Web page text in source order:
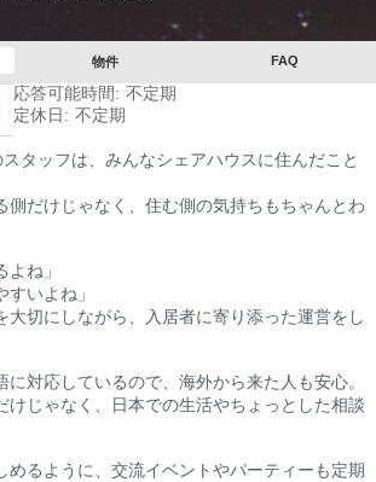
物件 FAQ
応答可能時間: 不定期
定休日: 不定期
タッフは、みんなシェアハウスに住んだこと
側だけじゃなく、住む側の気持ちもちゃんとわ
よね」
すいよね」
大切にしながら、入居者に寄り添った運営をし
対応しているので、海外から来た人も安心。
けじゃなく、日本での生活やちょっとした相談
めるように、交流イベントやパーティーも定期